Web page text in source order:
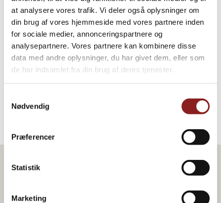
at analysere vores trafik. Vi deler også oplysninger om
din brug af vores hjemmeside med vores partnere inden
for sociale medier, annonceringspartnere og
analysepartnere. Vores partnere kan kombinere disse
data med andre oplysninger, du har givet dem, eller som
de har indsamlet fra din brug af deres tjenester.
Nødvendig
Præferencer
Statistik
Marketing
Økologiske Mandler
HAVRE, NØDDER & KERNER